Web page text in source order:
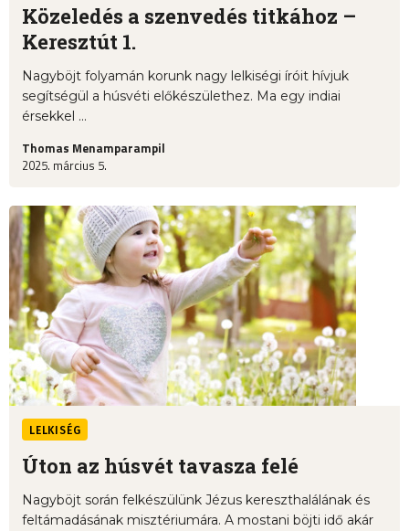
Közeledés a szenvedés titkához –
Keresztút 1.
Nagyböjt folyamán korunk nagy lelkiségi íróit hívjuk
segítségül a húsvéti előkészülethez. Ma egy indiai
érsekkel ...
Thomas Menamparampil
2025. március 5.
LELKISÉG
Úton az húsvét tavasza felé
Nagyböjt során felkészülünk Jézus kereszthalálának és
feltámadásának misztériumára. A mostani böjti idő akár